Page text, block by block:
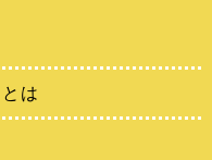
は